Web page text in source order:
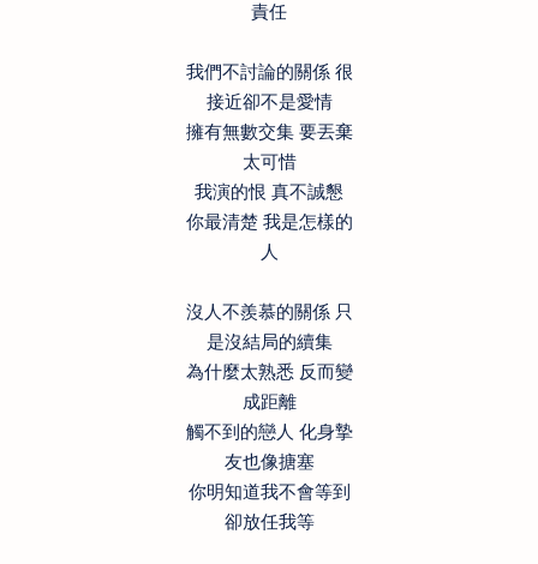
責任
我們不討論的關係 很
接近卻不是愛情
擁有無數交集 要丟棄
太可惜
我演的恨 真不誠懇
你最清楚 我是怎樣的
人
沒人不羨慕的關係 只
是沒結局的續集
為什麼太熟悉 反而變
成距離
觸不到的戀人 化身摯
友也像搪塞
你明知道我不會等到
卻放任我等